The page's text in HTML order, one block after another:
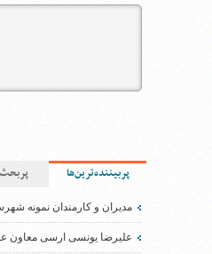
پربیننده‌ترین‌ها
مدیران و کارمندان نمونه
علیرضا یونسی ارسی معاون